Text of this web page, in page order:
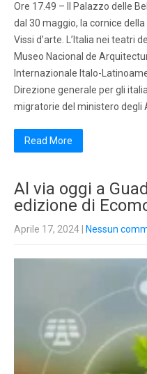
Ore 17.49 – Il Palazzo delle
dal 30 maggio, la cornice
Vissi d’arte. L’Italia nei teatri
Museo Nacional de
Internazionale Italo-
Direzione generale per gli
migratorie del ministero degli
Read More
Al via oggi a
edizione di
Aprile 17, 2024 Nessun